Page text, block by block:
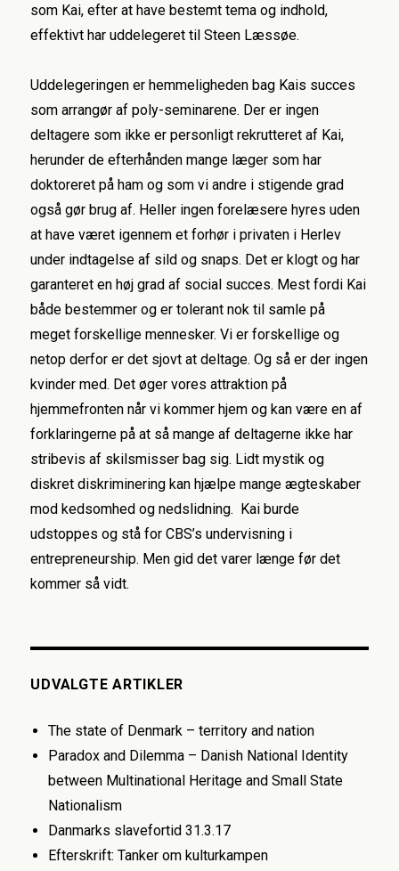
som Kai, efter at have bestemt tema og indhold,
effektivt har uddelegeret til Steen Læssøe.
Uddelegeringen er hemmeligheden bag Kais succes
som arrangør af poly-seminarene. Der er ingen
deltagere som ikke er personligt rekrutteret af Kai,
herunder de efterhånden mange læger som har
doktoreret på ham og som vi andre i stigende grad
også gør brug af. Heller ingen forelæsere hyres uden
at have været igennem et forhør i privaten i Herlev
under indtagelse af sild og snaps. Det er klogt og har
garanteret en høj grad af social succes. Mest fordi Kai
både bestemmer og er tolerant nok til samle på
meget forskellige mennesker. Vi er forskellige og
netop derfor er det sjovt at deltage. Og så er der ingen
kvinder med. Det øger vores attraktion på
hjemmefronten når vi kommer hjem og kan være en af
forklaringerne på at så mange af deltagerne ikke har
stribevis af skilsmisser bag sig. Lidt mystik og
diskret diskriminering kan hjælpe mange ægteskaber
mod kedsomhed og nedslidning. Kai burde
udstoppes og stå for CBS’s undervisning i
entrepreneurship. Men gid det varer længe før det
kommer så vidt.
UDVALGTE ARTIKLER
The state of Denmark – territory and nation
Paradox and Dilemma – Danish National Identity
between Multinational Heritage and Small State
Nationalism
Danmarks slavefortid 31.3.17
Efterskrift: Tanker om kulturkampen